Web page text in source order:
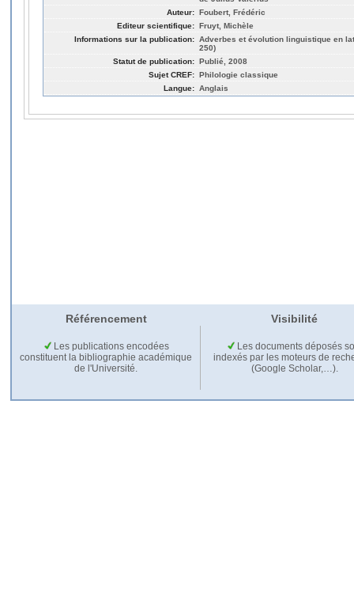
Auteur: Foubert, Frédéric
Editeur scientifique: Fruyt, Michèle
Informations sur la publication: Adverbes et évolution linguistique en
250)
Statut de publication: Publié, 2008
Sujet CREF: Philologie classique
Langue: Anglais
Référencement Visibilité
Les publications encodées
constituent la bibliographie académique
de l'Université.
Les documents déposés
indexés par les moteurs de
(Google Scholar,…).